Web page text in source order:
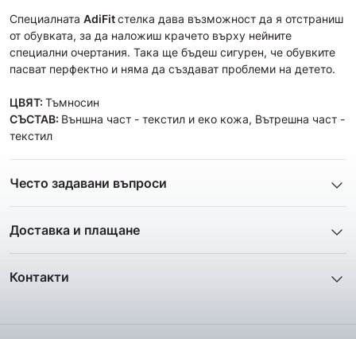
Специалната AdiFitстелка дава възможност да я отстраниш
от обувката, за да наложиш крачето върху нейните
специални очертания. Така ще бъдеш сигурен, че обувките
пасват перфектно и няма да създават проблеми на детето.
ЦВЯТ: Тъмносин
СЪСТАВ: Външна част - текстил и еко кожа, Вътрешна част -
текстил
Често задавани въпроси
ще получа?
добие максимално ясна и точна представа за дадения
Доставка и плащане
използваме услугите на куриерските фирми
Контакти